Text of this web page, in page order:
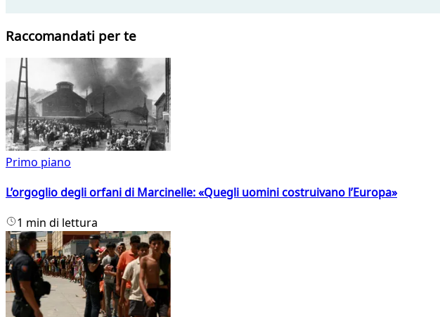
Raccomandati per te
Primo piano
L’orgoglio degli orfani di Marcinelle: «Quegli uomini costruivano l’Europa»
1 min di lettura